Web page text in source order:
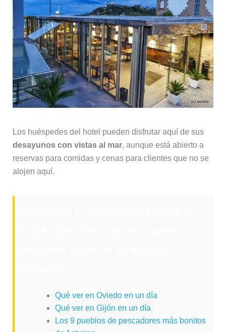
Los huéspedes del hotel pueden disfrutar aquí de sus
desayunos con vistas al mar, aunque está abierto a
reservas para comidas y cenas para clientes que no se
alojen aquí.
Qué ver en Oviedo en un día
Qué ver en Gijón en un día
Los 9 pueblos de pescadores más bonitos